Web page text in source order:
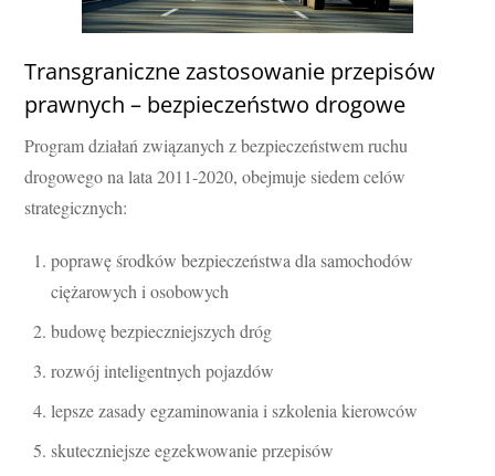
Transgraniczne zastosowanie przepisów
prawnych – bezpieczeństwo drogowe
Program działań związanych z bezpieczeństwem ruchu
drogowego na lata 2011-2020, obejmuje siedem celów
strategicznych:
poprawę środków bezpieczeństwa dla samochodów
ciężarowych i osobowych
budowę bezpieczniejszych dróg
rozwój inteligentnych pojazdów
lepsze zasady egzaminowania i szkolenia kierowców
skuteczniejsze egzekwowanie przepisów